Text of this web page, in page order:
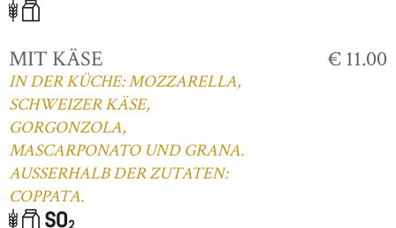
MIT KÄSE
IN DER KÜCHE: MOZZARELLA,
SCHWEIZER KÄSE,
GORGONZOLA,
MASCARPONATO UND GRANA.
AUSSERHALB DER ZUTATEN:
COPPATA.
€ 11.00